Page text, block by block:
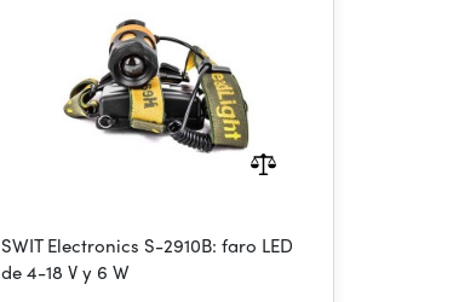
SWIT Electronics S-2910B: faro LED
de 4-18 V y 6 W